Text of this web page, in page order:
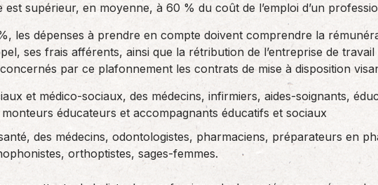
supérieur, en moyenne, à 60 % du coût de l’emploi d’un
les dépenses à prendre en compte doivent comprendre la
ses frais afférents, ainsi que la rétribution de l’entreprise de
par ce plafonnement les contrats de mise à disposition
et médico-sociaux, des médecins, infirmiers, aides-soignants,
éducateurs et accompagnants éducatifs et sociaux
des médecins, odontologistes, pharmaciens, préparateurs en
orthoptistes, sages-femmes.